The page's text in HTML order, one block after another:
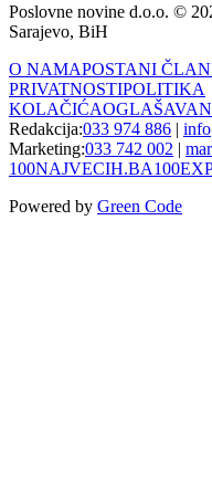
Poslovne novine d.o.o. ©
Sarajevo, BiH
O NAMAPOSTANI ČLAN
PRIVATNOSTIPOLITIKA
KOLAČIĆA
Redakcija:033 974 886 |
Marketing:033 742 002 |
100NAJVECIH.BA
Powered by Green Code